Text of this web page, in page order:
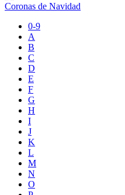
Coronas de Navidad
0-9
A
B
C
D
E
F
G
H
I
J
K
L
M
N
O